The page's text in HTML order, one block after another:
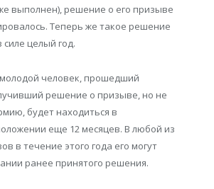
выполнен), решение о его призыве
Теперь же такое решение
силе целый год.
человек, прошедший
решение о призыве, но не
будет находиться в
еще 12 месяцев. В любой из
в течение этого года его могут
ранее принятого решения.